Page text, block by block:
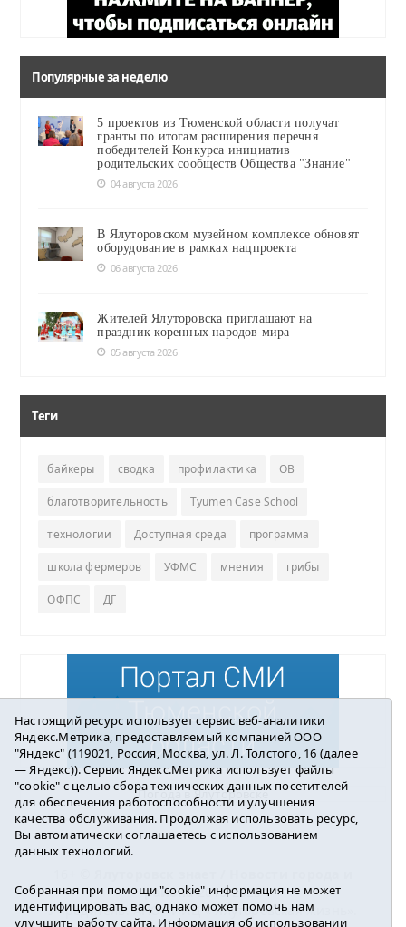
Популярные за неделю
5 проектов из Тюменской области получат
гранты по итогам расширения перечня
победителей Конкурса инициатив
родительских сообществ Общества "Знание"
04 августа 2026
В Ялуторовском музейном комплексе обновят
оборудование в рамках нацпроекта
06 августа 2026
Жителей Ялуторовска приглашают на
праздник коренных народов мира
05 августа 2026
Теги
байкеры сводка профилактика ОВ
благотворительность Tyumen Case School
технологии Доступная среда программа
школа фермеров УФМС мнения грибы
ОФПС ДГ
Погода в Ялуторовске
района2016-2023
Учредитель: АНО «ИИЦ « Ялуторовская жизнь».
Настоящий ресурс использует сервис веб-аналитики
Яндекс.Метрика, предоставляемый компанией ООО
"Яндекс" (119021, Россия, Москва, ул. Л. Толстого, 16 (далее
— Яндекс)). Сервис Яндекс.Метрика использует файлы
"cookie" с целью сбора технических данных посетителей
для обеспечения работоспособности и улучшения
качества обслуживания. Продолжая использовать ресурс,
Вы автоматически соглашаетесь с использованием
данных технологий.
Собранная при помощи "cookie" информация не может
идентифицировать вас, однако может помочь нам
улучшить работу сайта. Информация об использовании